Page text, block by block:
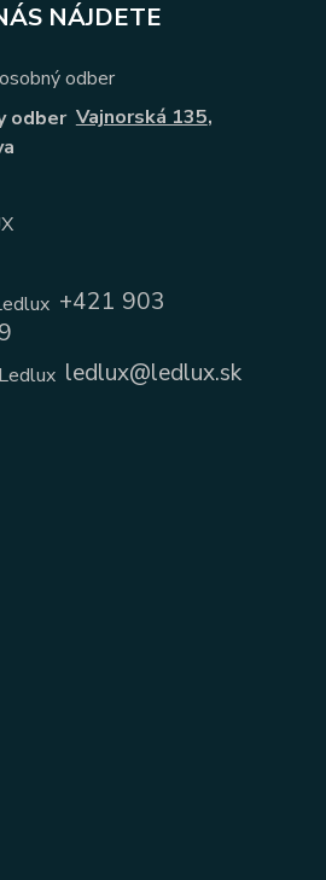
NÁJDETE
osobný odber
Vajnorská 135,
+421 903
ledlux@ledlux.sk